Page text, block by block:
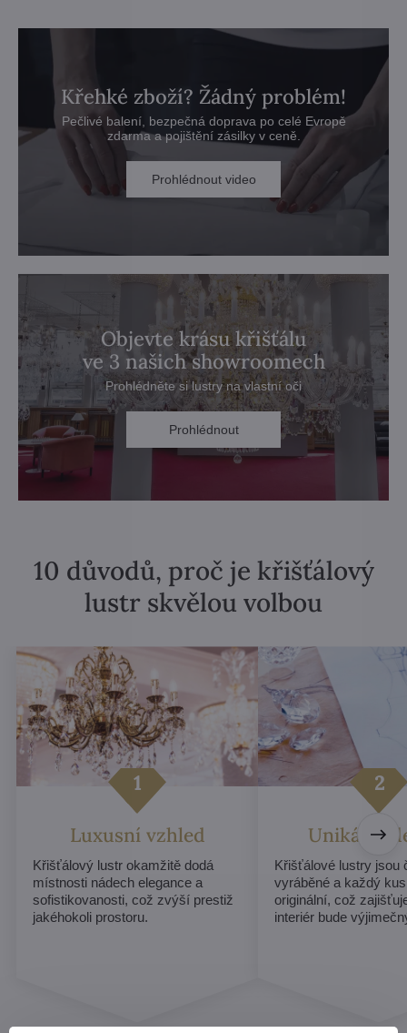
Křehké zboží? Žádný problém!
Pečlivé balení, bezpečná doprava po celé Evropě
zdarma a pojištění zásilky v ceně.
Prohlédnout video
Objevte krásu křišťálu
ve 3 našich showroomech
Prohlédněte si lustry na vlastní oči
Prohlédnout
10 důvodů, proč je křišťálový
lustr skvělou volbou
Luxusní vzhled
Křišťálový lustr okamžitě dodá
místnosti nádech elegance a
sofistikovanosti, což zvýší prestiž
jakéhokoli prostoru.
Unikátní
Křišťálové lustry jsou
vyráběné a každý
originální, což
interiér bude